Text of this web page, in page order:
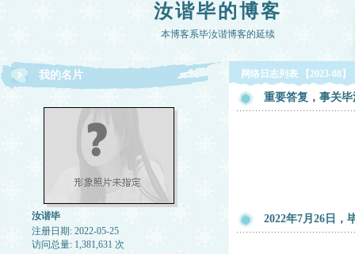
汝谐毕的博客
本博客系毕汝谐博客的延续
我的名片
汝谐毕
注册日期: 2022-05-25
访问总量: 1,381,631 次
网络日志列表 【2023-08】
重要答复，事关
2022年7月26日，